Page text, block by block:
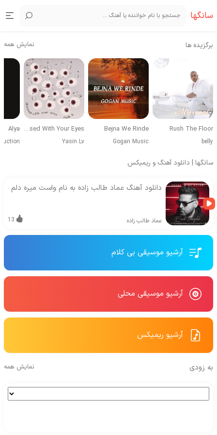
سانگها
برگزیده ها نمایش همه
Rush The Floor
belly
Bejna We Rinde
Gogan Music
Obsessed With Your Eyes
Yasin Lv
Alya
سانگها | دانلود آهنگ و ریمیکس
دانلود آهنگ عماد طالب زاده به نام واست میره دلم
عماد طالب زاده 13
آرشیو موسیقی بی کلام
آرشیو موسیقی محلی
آرشیو ریمیکس
به زودی نمایش همه